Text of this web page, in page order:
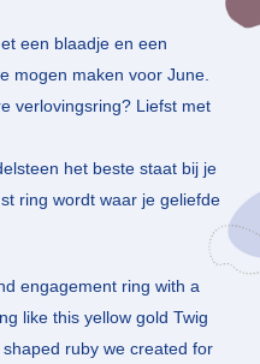
een blaadje en een
mogen maken voor June.
verlovingsring? Liefst met
het beste staat bij je
ring wordt waar je geliefde
engagement ring with a
like this yellow gold Twig
ruby we created for